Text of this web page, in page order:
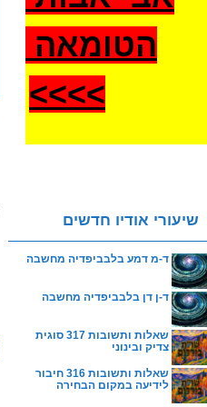
הטומאה
>>>
>
שיעורי אודיו חדשים
ד-מ דמע בלבביפדיה מחשבה
ד-ן דן בלבביפדיה מחשבה
שאלות ותשובות 317 סוגית
צדיק ובינוני
שאלות ותשובות 316 חיבור
לידיעה במקום הבחירה